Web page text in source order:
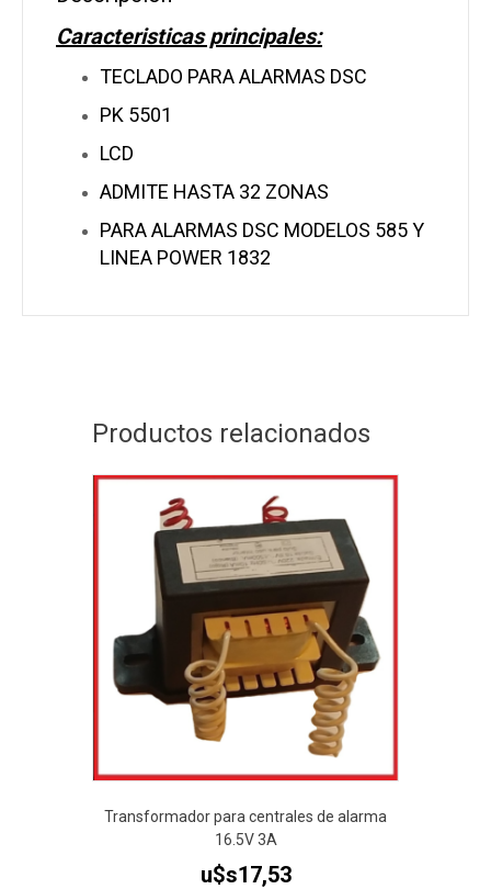
Caracteristicas principales:
TECLADO PARA ALARMAS DSC
PK 5501
LCD
ADMITE HASTA 32 ZONAS
PARA ALARMAS DSC MODELOS 585 Y
LINEA POWER 1832
Productos relacionados
Transformador para centrales de alarma
16.5V 3A
u$s17,53